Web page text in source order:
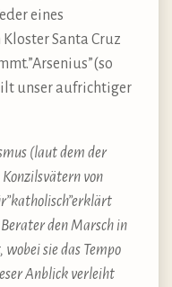
eines
Santa Cruz
unser aufrichtiger
(laut dem der
von
den Marsch in
sie das Tempo
Anblick verleiht